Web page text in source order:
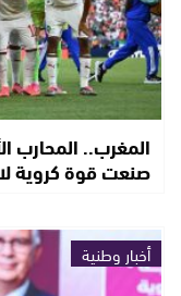
المغرب.. المحارب
صنعت قوة كروية
أخبار وطنية